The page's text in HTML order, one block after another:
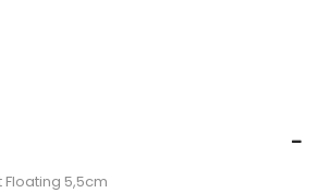
Floating 5,5cm